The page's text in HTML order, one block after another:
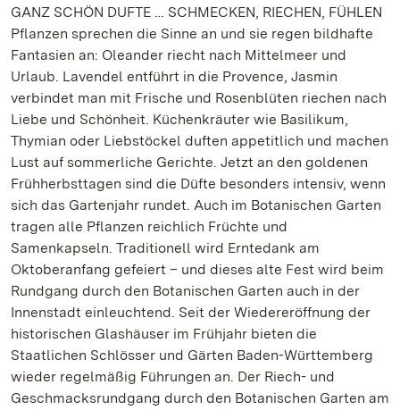
GANZ SCHÖN DUFTE … SCHMECKEN, RIECHEN, FÜHLEN
Pflanzen sprechen die Sinne an und sie regen bildhafte
Fantasien an: Oleander riecht nach Mittelmeer und
Urlaub. Lavendel entführt in die Provence, Jasmin
verbindet man mit Frische und Rosenblüten riechen nach
Liebe und Schönheit. Küchenkräuter wie Basilikum,
Thymian oder Liebstöckel duften appetitlich und machen
Lust auf sommerliche Gerichte. Jetzt an den goldenen
Frühherbsttagen sind die Düfte besonders intensiv, wenn
sich das Gartenjahr rundet. Auch im Botanischen Garten
tragen alle Pflanzen reichlich Früchte und
Samenkapseln. Traditionell wird Erntedank am
Oktoberanfang gefeiert – und dieses alte Fest wird beim
Rundgang durch den Botanischen Garten auch in der
Innenstadt einleuchtend. Seit der Wiedereröffnung der
historischen Glashäuser im Frühjahr bieten die
Staatlichen Schlösser und Gärten Baden-Württemberg
wieder regelmäßig Führungen an. Der Riech- und
Geschmacksrundgang durch den Botanischen Garten am